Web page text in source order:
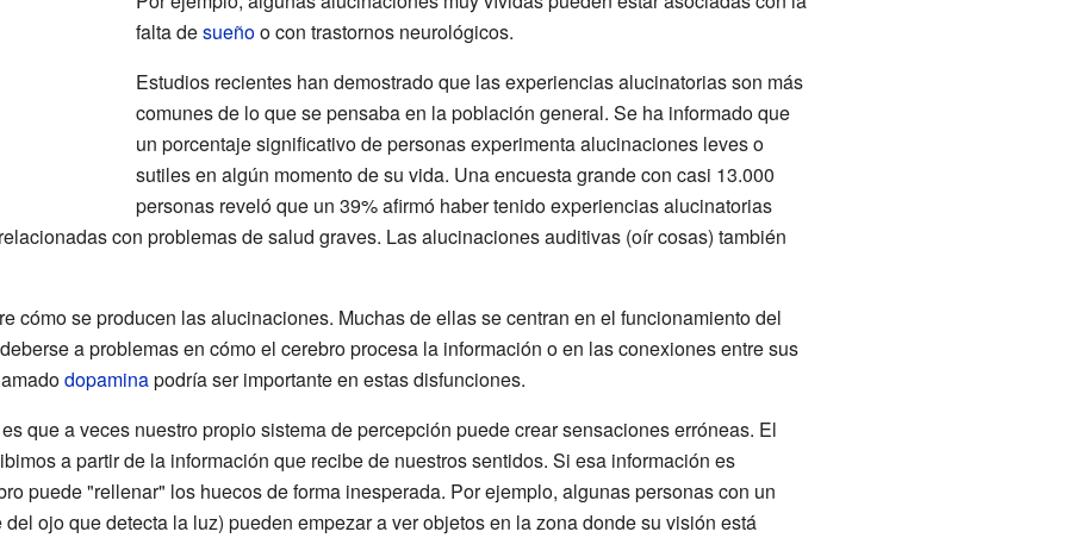
falta desueñoo con trastornos neurológicos.
Estudios recientes han demostrado que las experiencias alucinatorias son más
comunes de lo que se pensaba en la población general. Se ha informado que
un porcentaje significativo de personas experimenta alucinaciones leves o
sutiles en algún momento de su vida. Una encuesta grande con casi 13.000
personas reveló que un 39% afirmó haber tenido experiencias alucinatorias
con problemas de salud graves. Las alucinaciones auditivas (oír cosas) también
cómo se producen las alucinaciones. Muchas de ellas se centran en el funcionamiento del
a problemas en cómo el cerebro procesa la información o en las conexiones entre sus
dopaminapodría ser importante en estas disfunciones.
que a veces nuestro propio sistema de percepción puede crear sensaciones erróneas. El
a partir de la información que recibe de nuestros sentidos. Si esa información es
puede "rellenar" los huecos de forma inesperada. Por ejemplo, algunas personas con un
ojo que detecta la luz) pueden empezar a ver objetos en la zona donde su visión está